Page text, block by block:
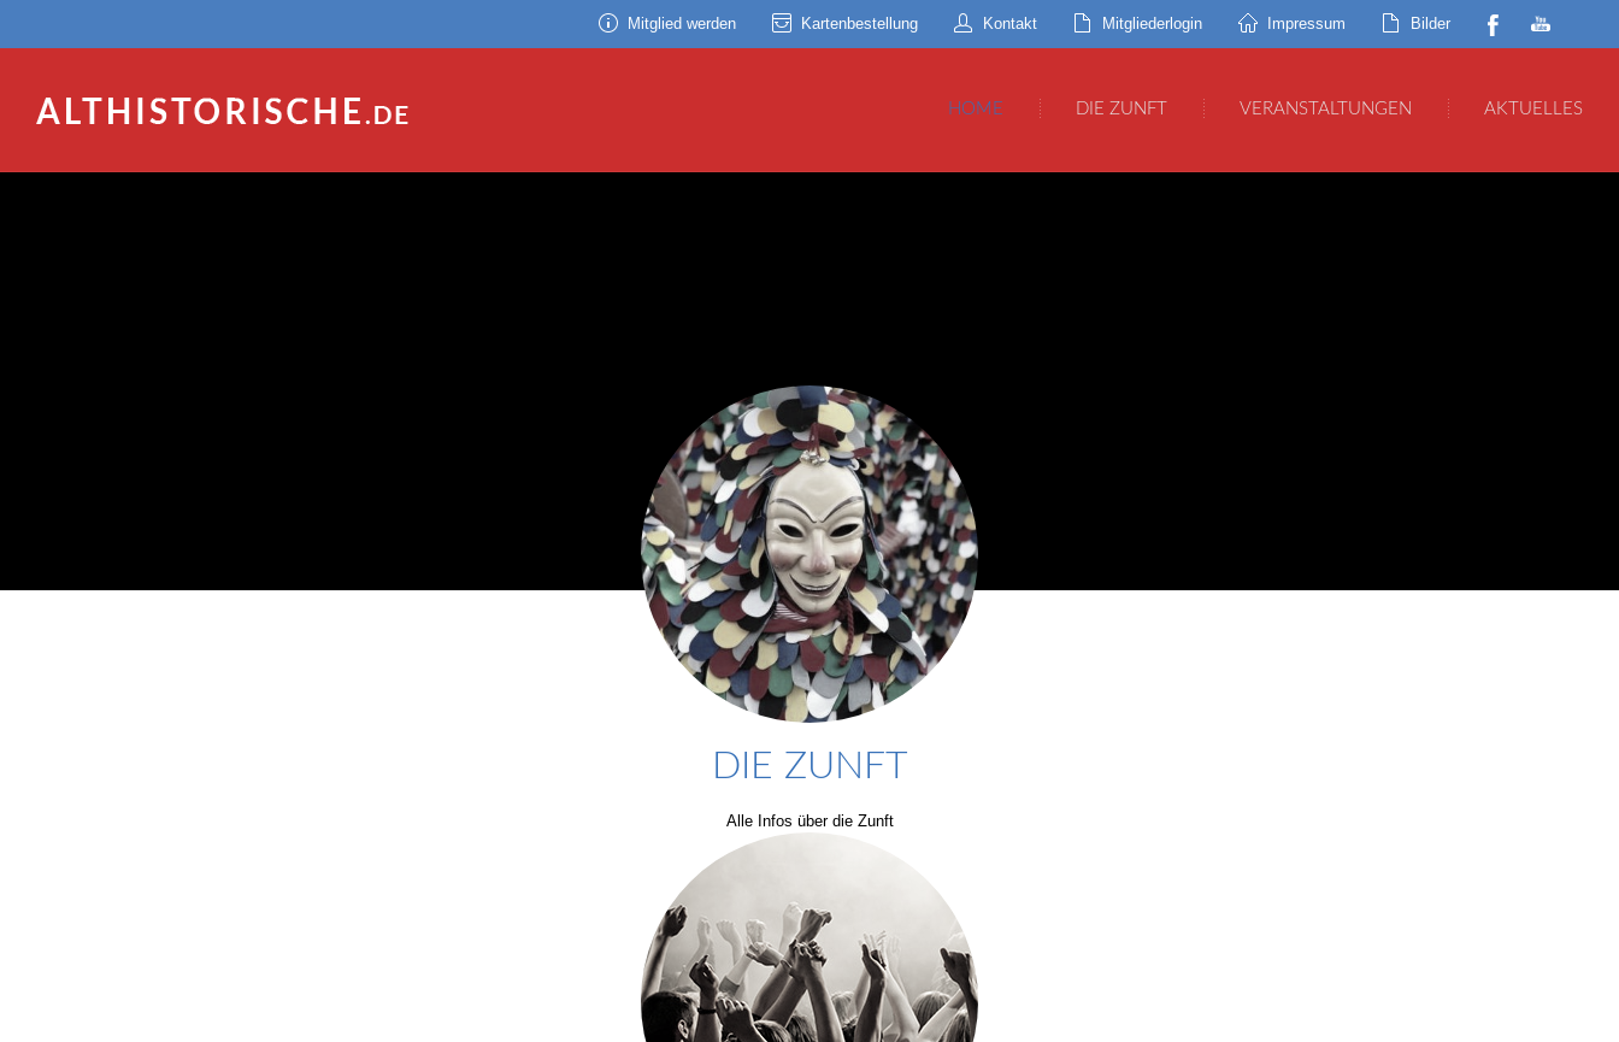
Mitglied werden Kartenbestellung Kontakt Mitgliederlogin Impressum Bilder
HOME DIE ZUNFT VERANSTALTUNGEN AKTUELLES
DIE ZUNFT
Alle Infos über die Zunft